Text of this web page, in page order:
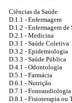
Ciências da Saúde
D.1.1 - Enfermagem
D.1.2 - Enfermagem de
D.2.1 - Medicina
D.3.1 - Saúde Coletiva
D.3.2 - Epidemiologia
D.3.3 - Saúde Pública
D.4.1 - Odontologia
D.5.1 - Farmácia
D.6.1 - Nutrição
D.7.1 - Fonoaudiologia
D.8.1 - Fisioterapia ou